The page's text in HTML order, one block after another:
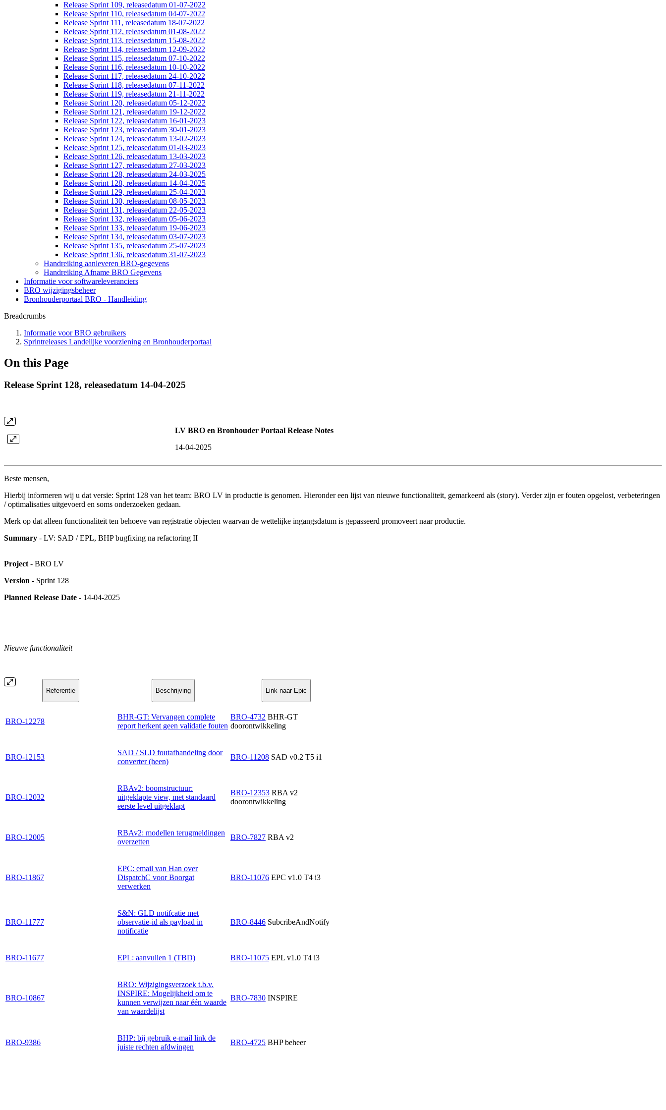
Release Sprint 109, releasedatum 01-07-2022
Release Sprint 110, releasedatum 04-07-2022
Release Sprint 111, releasedatum 18-07-2022
Release Sprint 112, releasedatum 01-08-2022
Release Sprint 113, releasedatum 15-08-2022
Release Sprint 114, releasedatum 12-09-2022
Release Sprint 115, releasedatum 07-10-2022
Release Sprint 116, releasedatum 10-10-2022
Release Sprint 117, releasedatum 24-10-2022
Release Sprint 118, releasedatum 07-11-2022
Release Sprint 119, releasedatum 21-11-2022
Release Sprint 120, releasedatum 05-12-2022
Release Sprint 121, releasedatum 19-12-2022
Release Sprint 122, releasedatum 16-01-2023
Release Sprint 123, releasedatum 30-01-2023
Release Sprint 124, releasedatum 13-02-2023
Release Sprint 125, releasedatum 01-03-2023
Release Sprint 126, releasedatum 13-03-2023
Release Sprint 127, releasedatum 27-03-2023
Release Sprint 128, releasedatum 24-03-2025
Release Sprint 128, releasedatum 14-04-2025
Release Sprint 129, releasedatum 25-04-2023
Release Sprint 130, releasedatum 08-05-2023
Release Sprint 131, releasedatum 22-05-2023
Release Sprint 132, releasedatum 05-06-2023
Release Sprint 133, releasedatum 19-06-2023
Release Sprint 134, releasedatum 03-07-2023
Release Sprint 135, releasedatum 25-07-2023
Release Sprint 136, releasedatum 31-07-2023
Handreiking aanleveren BRO-gegevens
Handreiking Afname BRO Gegevens
Informatie voor softwareleveranciers
BRO wijzigingsbeheer
Bronhouderportaal BRO - Handleiding
Breadcrumbs
Informatie voor BRO gebruikers
Sprintreleases Landelijke voorziening en Bronhouderportaal
On this Page
Release Sprint 128, releasedatum 14-04-2025
LV BRO en Bronhouder Portaal Release Notes
14-04-2025
Beste mensen,
Hierbij informeren wij u dat versie: Sprint 128 van het team: BRO LV in productie is genomen. Hieronder een lijst van nieuwe functionaliteit, gemarkeerd als (story). Verder zijn er fouten opgelost, verbeteringen
/ optimalisaties uitgevoerd en soms onderzoeken gedaan.
Merk op dat alleen functionaliteit ten behoeve van registratie objecten waarvan de wettelijke ingangsdatum is gepasseerd promoveert naar productie.
Summary - LV: SAD / EPL, BHP bugfixing na refactoring II
Project - BRO LV
Version - Sprint 128
Planned Release Date - 14-04-2025
Nieuwe functionaliteit
Referentie Beschrijving Link naar Epic
BRO-12278
BHR-GT: Vervangen complete
report herkent geen validatie fouten
BRO-4732 BHR-GT
doorontwikkeling
BRO-12153
SAD / SLD foutafhandeling door
converter (heen)
BRO-11208 SAD v0.2 T5 i1
BRO-12032
RBAv2: boomstructuur:
uitgeklapte view, met standaard
eerste level uitgeklapt
BRO-12353 RBA v2
doorontwikkeling
BRO-12005
RBAv2: modellen terugmeldingen
overzetten
BRO-7827 RBA v2
BRO-11867
EPC: email van Han over
DispatchC voor Boorgat
verwerken
BRO-11076 EPC v1.0 T4 i3
BRO-11777
S&N: GLD notifcatie met
observatie-id als payload in
notificatie
BRO-8446 SubcribeAndNotify
BRO-11677 EPL: aanvullen 1 (TBD) BRO-11075 EPL v1.0 T4 i3
BRO-10867
BRO: Wijzigingsverzoek t.b.v.
INSPIRE: Mogelijkheid om te
kunnen verwijzen naar één waarde
van waardelijst
BRO-7830 INSPIRE
BRO-9386
BHP: bij gebruik e-mail link de
juiste rechten afdwingen
BRO-4725 BHP beheer